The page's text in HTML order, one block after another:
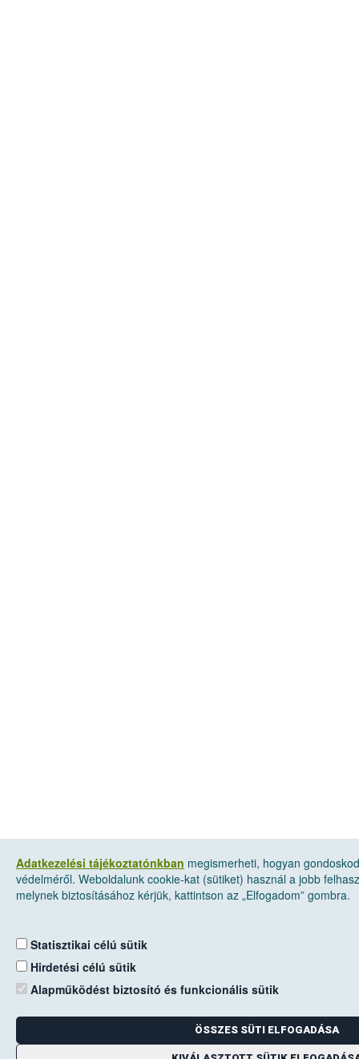
Adatkezelési tájékoztatónkban megismerheti, hogyan
védelméről. Weboldalunk cookie-kat (sütiket) használ a jobb
melynek biztosításához kérjük, kattintson az „Elfogadom” gombra.
Statisztikai célú sütik
Hirdetési célú sütik
Alapműködést biztosító és funkcionális sütik
ÖSSZES SÜTI ELFOGADÁSA